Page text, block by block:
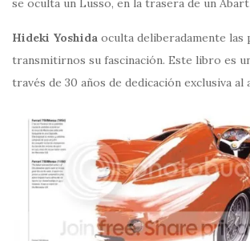
se oculta un Lusso, en la trasera de un
Hideki Yoshida oculta deliberadamente las
transmitirnos su fascinación. Este libro es
través de 30 años de dedicación exclusiva